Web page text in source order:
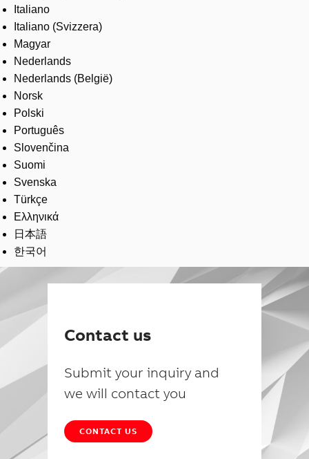
Italiano
Italiano (Svizzera)
Magyar
Nederlands
Nederlands (België)
Norsk
Polski
Português
Slovenčina
Suomi
Svenska
Türkçe
Ελληνικά
日本語
한국어
Contact us
Submit your inquiry and
we will contact you
CONTACT US